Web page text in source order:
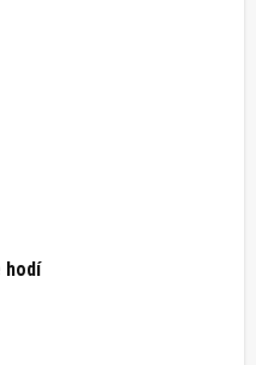
hodí